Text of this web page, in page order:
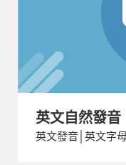
英文自然發音
英文發音│英文字